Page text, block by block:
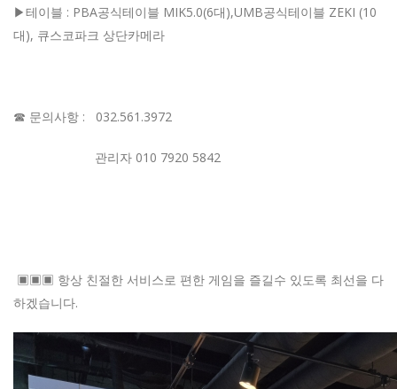
▶테이블 : PBA공식테이블 MIK5.0(6대),UMB공식테이블 ZEKI (10
대), 큐스코파크 상단카메라
☎ 문의사항 : 032.561.3972
관리자 010 7920 5842
▣▣▣ 항상 친절한 서비스로 편한 게임을 즐길수 있도록 최선을 다
하겠습니다.